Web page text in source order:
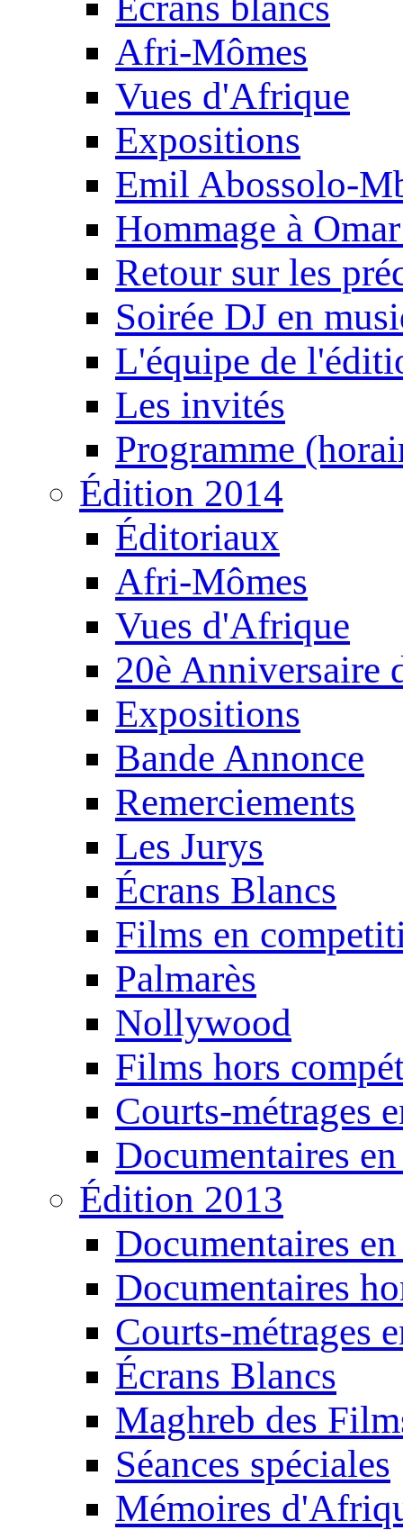
Afri-Mômes
Vues d'Afrique
Expositions
Emil Abossolo-
Hommage à
Retour sur les
Soirée DJ en
L'équipe de
Les invités
Programme
Édition 2014
Éditoriaux
Afri-Mômes
Vues d'Afrique
20è Anniversaire
Expositions
Bande Annonce
Remerciements
Les Jurys
Écrans Blancs
Films en
Palmarès
Nollywood
Films hors
Courts-métrages
Documentaires
Édition 2013
Documentaires
Documentaires
Courts-métrages
Écrans Blancs
Maghreb des
Séances spéciales
Mémoires